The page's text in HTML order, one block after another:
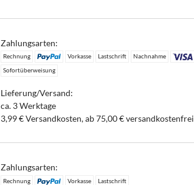
Zahlungsarten:
Rechnung Vorkasse Lastschrift
Nachnahme
Sofortüberweisung
Lieferung/Versand:
ca. 3 Werktage
3,99 € Versandkosten, ab 75,00 € versandkostenfrei
Zahlungsarten:
Rechnung Vorkasse Lastschrift